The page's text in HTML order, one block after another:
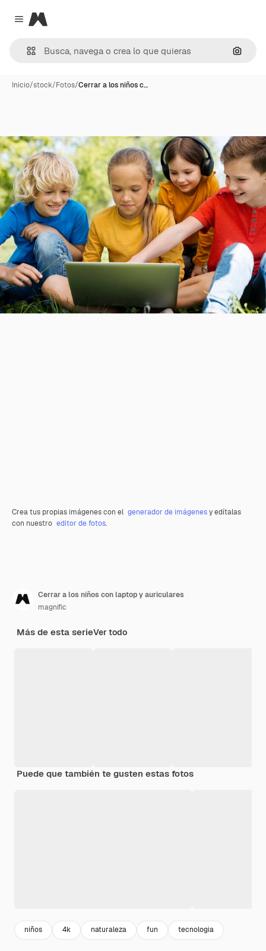
Close menu
Magnific
Inicio/stock/Fotos/Cerrar a los niños c…
Crea tus propias imágenes con el generador de imágenesy edítalas
con nuestro editor de fotos.
Cerrar a los niños con laptop y auriculares
magnific
Más de esta serieVer todo
Puede que también te gusten estas fotos
niños 4k naturaleza fun tecnologia